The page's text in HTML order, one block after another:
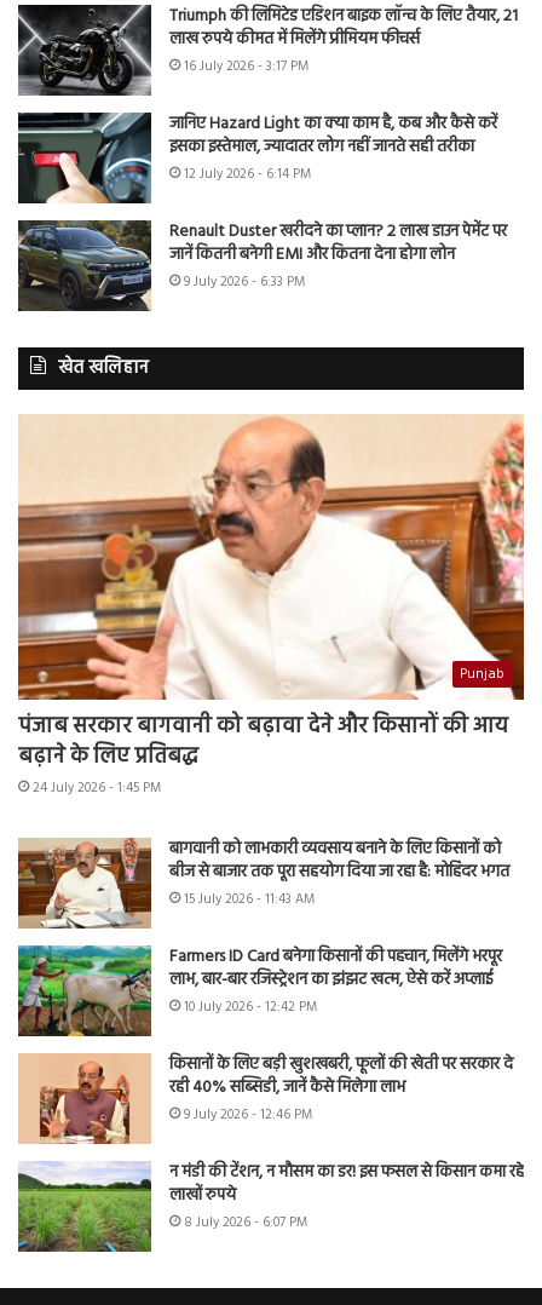
Triumph की लिमिटेड एडिशन बाइक लॉन्च के लिए तैयार, 21
लाख रुपये कीमत में मिलेंगे प्रीमियम फीचर्स
16 July 2026 - 3:17 PM
जानिए Hazard Light का क्या काम है, कब और कैसे करें
इसका इस्तेमाल, ज्यादातर लोग नहीं जानते सही तरीका
12 July 2026 - 6:14 PM
Renault Duster खरीदने का प्लान? 2 लाख डाउन पेमेंट पर
जानें कितनी बनेगी EMI और कितना देना होगा लोन
9 July 2026 - 6:33 PM
खेत खलिहान
Punjab
पंजाब सरकार बागवानी को बढ़ावा देने और किसानों की आय
बढ़ाने के लिए प्रतिबद्ध
24 July 2026 - 1:45 PM
बागवानी को लाभकारी व्यवसाय बनाने के लिए किसानों को
बीज से बाजार तक पूरा सहयोग दिया जा रहा है: मोहिंदर भगत
15 July 2026 - 11:43 AM
Farmers ID Card बनेगा किसानों की पहचान, मिलेंगे भरपूर
लाभ, बार-बार रजिस्ट्रेशन का झंझट खत्म, ऐसे करें अप्लाई
10 July 2026 - 12:42 PM
किसानों के लिए बड़ी खुशखबरी, फूलों की खेती पर सरकार दे
रही 40% सब्सिडी, जानें कैसे मिलेगा लाभ
9 July 2026 - 12:46 PM
न मंडी की टेंशन, न मौसम का डर! इस फसल से किसान कमा रहे
लाखों रुपये
8 July 2026 - 6:07 PM